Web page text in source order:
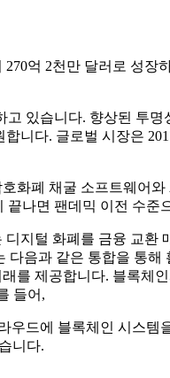
억 2천만 달러로 성장
있습니다. 향상된 투
니다. 글로벌 시장은
화폐 채굴 소프트웨어와
끝나면 팬데믹 이전 수준
지털 화폐를 금융 교환
음과 같은 통합을 통해
를 제공합니다. 블록체
들어,
우드에 블록체인 시스
니다.